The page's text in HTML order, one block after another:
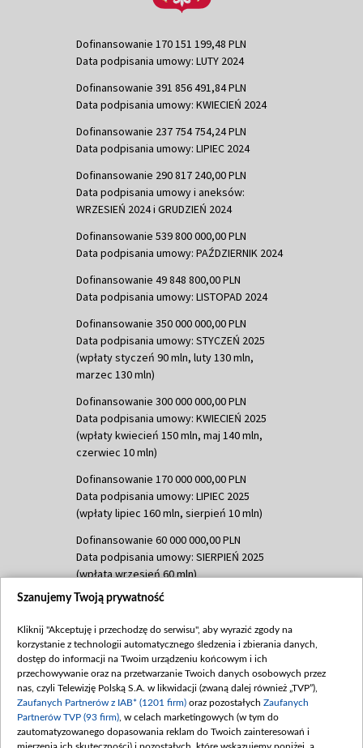
Dofinansowanie 170 151 199,48 PLN
Data podpisania umowy: LUTY 2024
Dofinansowanie 391 856 491,84 PLN
Data podpisania umowy: KWIECIEŃ 2024
Dofinansowanie 237 754 754,24 PLN
Data podpisania umowy: LIPIEC 2024
Dofinansowanie 290 817 240,00 PLN
Data podpisania umowy i aneksów:
WRZESIEŃ 2024 i GRUDZIEŃ 2024
Dofinansowanie 539 800 000,00 PLN
Data podpisania umowy: PAŹDZIERNIK 2024
Dofinansowanie 49 848 800,00 PLN
Data podpisania umowy: LISTOPAD 2024
Dofinansowanie 350 000 000,00 PLN
Data podpisania umowy: STYCZEŃ 2025
(wpłaty styczeń 90 mln, luty 130 mln,
marzec 130 mln)
Dofinansowanie 300 000 000,00 PLN
Data podpisania umowy: KWIECIEŃ 2025
(wpłaty kwiecień 150 mln, maj 140 mln,
czerwiec 10 mln)
Dofinansowanie 170 000 000,00 PLN
Data podpisania umowy: LIPIEC 2025
(wpłaty lipiec 160 mln, sierpień 10 mln)
Dofinansowanie 60 000 000,00 PLN
Data podpisania umowy: SIERPIEŃ 2025
(wpłata wrzesień 60 mln)
Dofinansowanie 635 783 051,21 PLN
(wpłata wrzesień 100 mln, październik 350
mln, listopad 265 mln)
Dofinansowanie 48 862 000,00 PLN
Data podpisania umowy: GRUDZIEŃ 2025
(wpłata grudzień 60,548 mln)
Dofinansowanie 900 000 000,00 PLN
Szanujemy Twoją prywatność
Kliknij "Akceptuję i przechodzę do serwisu", aby wyrazić zgody na
korzystanie z technologii automatycznego śledzenia i zbierania danych,
dostęp do informacji na Twoim urządzeniu końcowym i ich
przechowywanie oraz na przetwarzanie Twoich danych osobowych przez
nas, czyli Telewizję Polską S.A. w likwidacji (zwaną dalej również „TVP”),
Zaufanych Partnerów z IAB* (1201 firm) oraz pozostałych Zaufanych
Partnerów TVP (93 firm) , w celach marketingowych (w tym do
zautomatyzowanego dopasowania reklam do Twoich zainteresowań i